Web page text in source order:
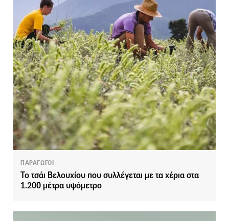
ΠΑΡΑΓΩΓΟΙ
Το τσάι Βελουχίου που συλλέγεται με τα χέρια στα
1.200 μέτρα υψόμετρο